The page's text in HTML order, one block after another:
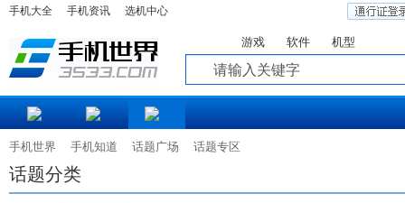
手机大全 手机资讯 选机中心
游戏 软件 机型
手机世界 手机知道 话题广场 话题专区
话题分类